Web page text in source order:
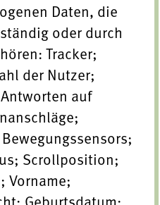
Daten, die
oder durch
Tracker;
der Nutzer;
auf
Scrollposition;
Vorname;